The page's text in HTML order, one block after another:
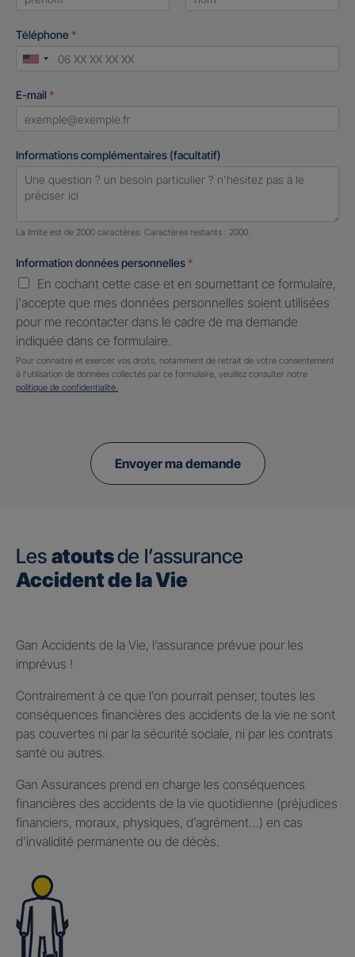
Téléphone *
United
+1
E-mail *
Informations complémentaires (facultatif)
Nombre de caractères restants :2000 caractères restants
La limite est de 2000 caractères. Caractères restants : 2000.
Information données personnelles *
En cochant cette case et en soumettant ce formulaire,
j'accepte que mes données personnelles soient utilisées
pour me recontacter dans le cadre de ma demande
indiquée dans ce formulaire.
Pour connaitre et exercer vos droits, notamment de retrait de votre consentement
à l'utilisation de données collectés par ce formulaire, veuillez consulter notre
politique de confidentialité.
Envoyer ma demande
Les atoutsde l’assurance
Accident de la Vie
Gan Accidents de la Vie, l’assurance prévue pour les
imprévus !
Contrairement à ce que l’on pourrait penser, toutes les
conséquences financières des accidents de la vie ne sont
pas couvertes ni par la sécurité sociale, ni par les contrats
santé ou autres.
Gan Assurances prend en charge les conséquences
financières des accidents de la vie quotidienne (préjudices
financiers, moraux, physiques, d’agrément…) en cas
d’invalidité permanente ou de décès.